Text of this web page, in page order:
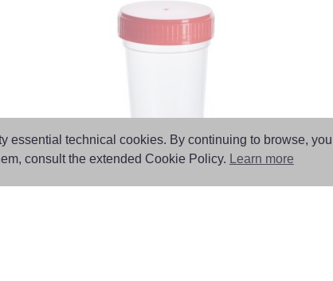
essential technical cookies. By continuing to browse,
consult the extended Cookie Policy. Learn more